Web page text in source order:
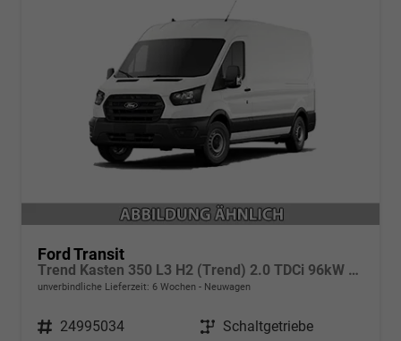
Ford Transit
Trend Kasten 350 L3 H2 (Trend) 2.0 TDCi 96kW (131 PS) 6-Gang Schaltgetriebe
unverbindliche Lieferzeit: 6 Wochen Neuwagen
Fahrzeugnr. 24995034 Getriebe Schaltgetriebe